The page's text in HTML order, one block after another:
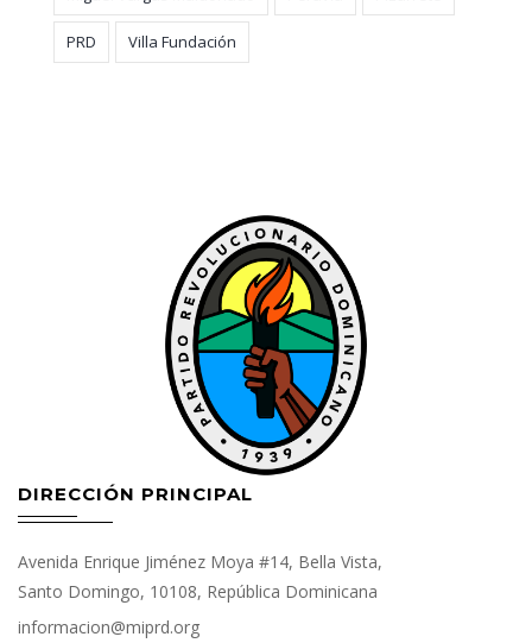
PRD Villa Fundación
DIRECCIÓN PRINCIPAL
Avenida Enrique Jiménez Moya #14, Bella Vista,
Santo Domingo, 10108, República Dominicana
informacion@miprd.org